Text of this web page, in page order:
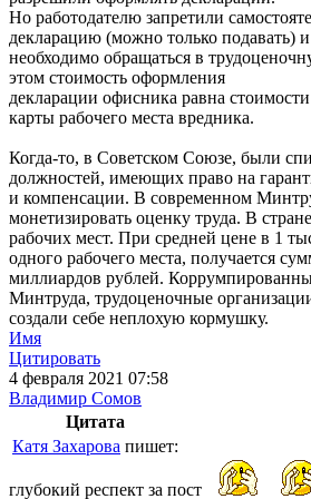
Но работодателю запретили
декларацию (можно только подавать) и
необходимо обращаться в
этом стоимость оформления
декларации офисника равна
карты рабочего места вредника.
Когда-то, в Советском Союзе, были
должностей, имеющих право на
и компенсации. В современном
монетизировать оценку труда. В
рабочих мест. При средней цене в 1
одного рабочего места, получается
миллиардов рублей.
Минтруда, трудоценочные
создали себе неплохую кормушку.
Имя
Цитировать
4 февраля 2021 07:58
Владимир Сомов
Цитата
Катя Захарова пишет:
глубокий респект за пост